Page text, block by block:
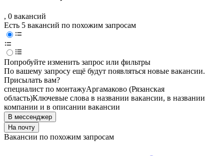
, 0 вакансий
Есть 5 вакансий по похожим запросам
Попробуйте изменить запрос или фильтры
По вашему запросу ещё будут появляться новые вакансии.
Присылать вам?
специалист по монтажуАргамаково (Рязанская
область)Ключевые слова в названии вакансии, в названии
компании и в описании вакансии
В мессенджер
На почту
Вакансии по похожим запросам